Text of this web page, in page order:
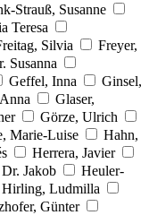
Strauß, Susanne
Teresa
Silvia
Freyer,
Susanna
Geffel, Inna
Ginsel,
Glaser,
Görze, Ulrich
Marie-Luise
Hahn,
Herrera, Javier
Jakob
Heuler-
Hirling, Ludmilla
Günter